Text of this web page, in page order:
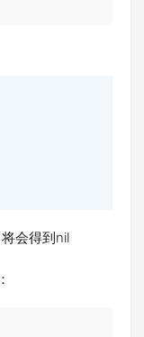
会得到nil